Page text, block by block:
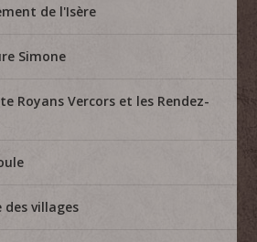
de l'Isère
Simone
Royans Vercors et les Rendez-
des villages